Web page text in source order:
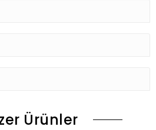
Ürünler